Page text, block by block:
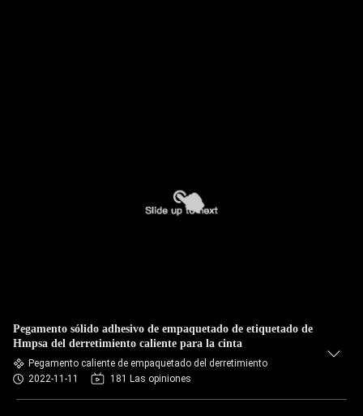
Pegamento sólido adhesivo de empaquetado de etiquetado de
Hmpsa del derretimiento caliente para la cinta
Pegamento caliente de empaquetado del derretimiento
2022-11-11
181 Las opiniones